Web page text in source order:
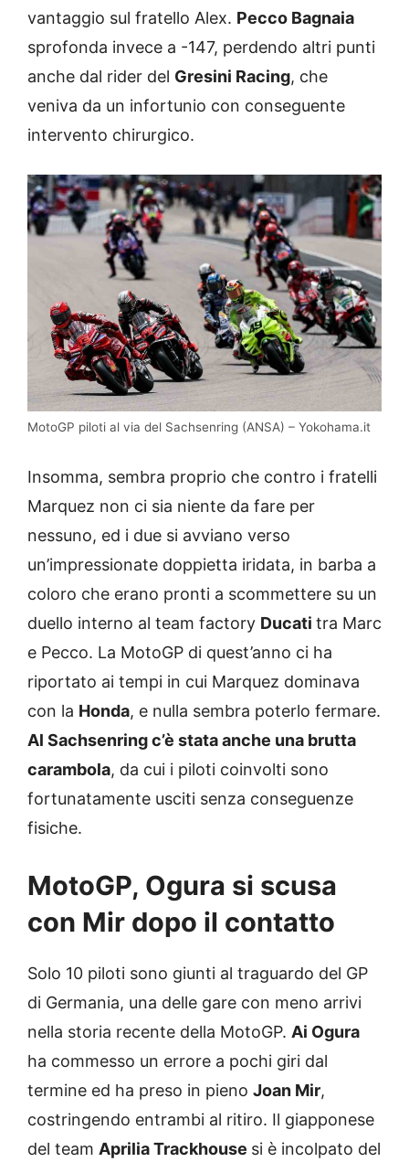
vantaggio sul fratello Alex. Pecco Bagnaia
sprofonda invece a -147, perdendo altri punti
anche dal rider del Gresini Racing, che
veniva da un infortunio con conseguente
intervento chirurgico.
MotoGP piloti al via del Sachsenring (ANSA) – Yokohama.it
Insomma, sembra proprio che contro i fratelli
Marquez non ci sia niente da fare per
nessuno, ed i due si avviano verso
un’impressionate doppietta iridata, in barba a
coloro che erano pronti a scommettere su un
duello interno al team factory Ducati tra Marc
e Pecco. La MotoGP di quest’anno ci ha
riportato ai tempi in cui Marquez dominava
con la Honda, e nulla sembra poterlo fermare.
Al Sachsenring c’è stata anche una brutta
carambola, da cui i piloti coinvolti sono
fortunatamente usciti senza conseguenze
fisiche.
MotoGP, Ogura si scusa
con Mir dopo il contatto
Solo 10 piloti sono giunti al traguardo del GP
di Germania, una delle gare con meno arrivi
nella storia recente della MotoGP. Ai Ogura
ha commesso un errore a pochi giri dal
termine ed ha preso in pieno Joan Mir,
costringendo entrambi al ritiro. Il giapponese
del team Aprilia Trackhouse si è incolpato del